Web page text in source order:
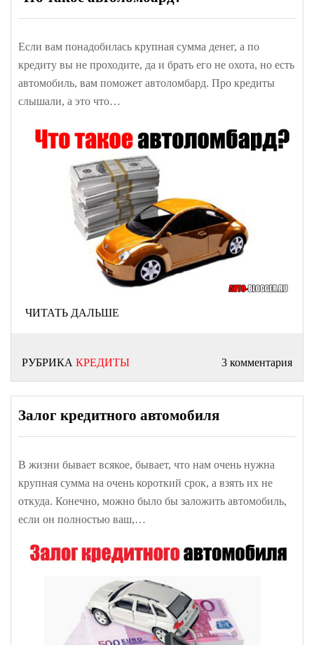
Если вам понадобилась крупная сумма денег, а по
кредиту вы не проходите, да и брать его не охота, но есть
автомобиль, вам поможет автоломбард. Про кредиты
слышали, а это что…
ЧИТАТЬ ДАЛЬШЕ
РУБРИКА КРЕДИТЫ 3 комментария
Залог кредитного автомобиля
В жизни бывает всякое, бывает, что нам очень нужна
крупная сумма на очень короткий срок, а взять их не
откуда. Конечно, можно было бы заложить автомобиль,
если он полностью ваш,…